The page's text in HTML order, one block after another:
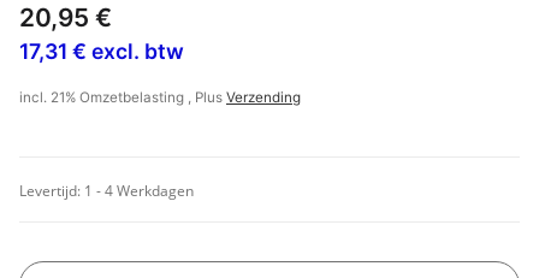
20,95 €
17,31 € excl. btw
incl. 21% Omzetbelasting , Plus Verzending
Levertijd: 1 - 4 Werkdagen